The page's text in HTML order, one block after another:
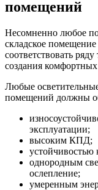
помещений
Несомненно любое
складское
соответствовать
создания
Любые
помещений должны
эксплуатации;
высоким КПД;
устойчивостью
однородным
ослепление;
умеренным